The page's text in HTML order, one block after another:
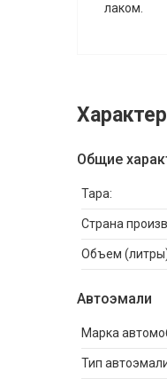
лаком.
Общие
Тара:
Страна
Объем
Автоэмали
Марка
Тип